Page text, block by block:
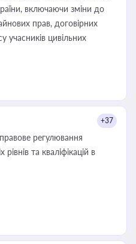
включаючи зміни до
прав, договірних
учасників цивільних
+37
регулювання
та кваліфікацій в